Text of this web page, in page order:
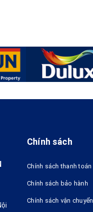
Chính sách
Chính sách thanh toán
Chính sách bảo hành
Chính sách vận chuyển